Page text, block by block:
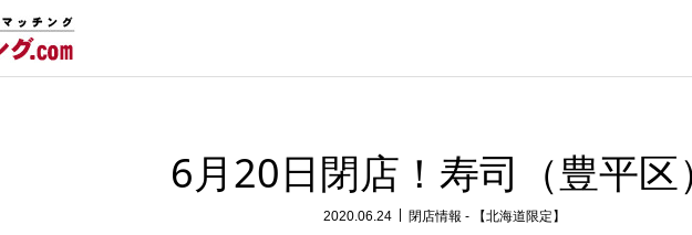
6月20日閉店！寿司（豊平区
2020.06.24 閉店情報 - 【北海道限定】